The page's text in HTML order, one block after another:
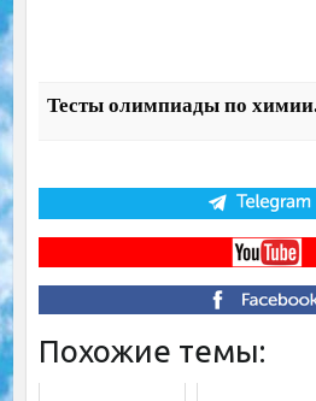
Тесты олимпиады по химии.
Похожие темы: